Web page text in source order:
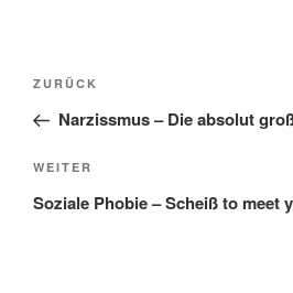
Beitragsnavigation
Vorheriger
Beitrag
ZURÜCK
Narzissmus – Die absolut
Nächster
Beitrag
WEITER
Soziale Phobie – Scheiß to meet